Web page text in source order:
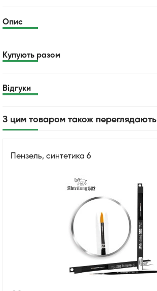
Опис
Купують разом
Відгуки
З цим товаром також переглядають
Пензель, синтетика 6